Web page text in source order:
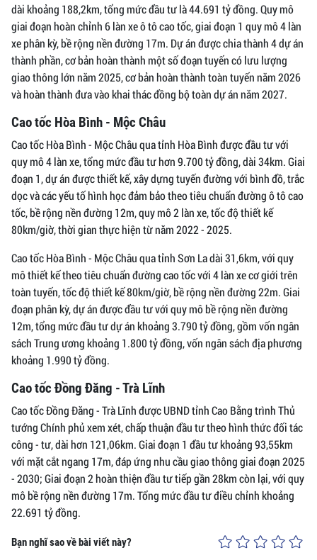
dài khoảng 188,2km, tổng mức đầu tư là 44.691 tỷ đồng. Quy mô
giai đoạn hoàn chỉnh 6 làn xe ô tô cao tốc, giai đoạn 1 quy mô 4 làn
xe phân kỳ, bề rộng nền đường 17m. Dự án được chia thành 4 dự án
thành phần, cơ bản hoàn thành một số đoạn tuyến có lưu lượng
giao thông lớn năm 2025, cơ bản hoàn thành toàn tuyến năm 2026
và hoàn thành đưa vào khai thác đồng bộ toàn dự án năm 2027.
Cao tốc Hòa Bình - Mộc Châu
Cao tốc Hòa Bình - Mộc Châu qua tỉnh Hòa Bình được đầu tư với
quy mô 4 làn xe, tổng mức đầu tư hơn 9.700 tỷ đồng, dài 34km. Giai
đoạn 1, dự án được thiết kế, xây dựng tuyến đường với bình đồ, trắc
dọc và các yếu tố hình học đảm bảo theo tiêu chuẩn đường ô tô cao
tốc, bề rộng nền đường 12m, quy mô 2 làn xe, tốc độ thiết kế
80km/giờ, thời gian thực hiện từ năm 2022 - 2025.
Cao tốc Hòa Bình - Mộc Châu qua tỉnh Sơn La dài 31,6km, với quy
mô thiết kế theo tiêu chuẩn đường cao tốc với 4 làn xe cơ giới trên
toàn tuyến, tốc độ thiết kế 80km/giờ, bề rộng nền đường 22m. Giai
đoạn phân kỳ, dự án được đầu tư với quy mô bề rộng nền đường
12m, tổng mức đầu tư dự án khoảng 3.790 tỷ đồng, gồm vốn ngân
sách Trung ương khoảng 1.800 tỷ đồng, vốn ngân sách địa phương
khoảng 1.990 tỷ đồng.
Cao tốc Đồng Đăng - Trà Lĩnh
Cao tốc Đồng Đăng - Trà Lĩnh được UBND tỉnh Cao Bằng trình Thủ
tướng Chính phủ xem xét, chấp thuận đầu tư theo hình thức đối tác
công - tư, dài hơn 121,06km. Giai đoạn 1 đầu tư khoảng 93,55km
với mặt cắt ngang 17m, đáp ứng nhu cầu giao thông giai đoạn 2025
- 2030; Giai đoạn 2 hoàn thiện đầu tư tiếp gần 28km còn lại, với quy
mô bề rộng nền đường 17m. Tổng mức đầu tư điều chỉnh khoảng
22.691 tỷ đồng.
Bạn nghĩ sao về bài viết này?